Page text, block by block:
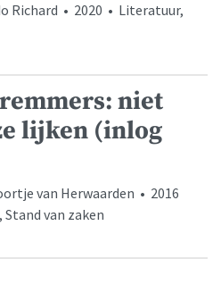
Richard • 2020 • Literatuur,
niet
lijken (inlog
van Herwaarden • 2016
van zaken